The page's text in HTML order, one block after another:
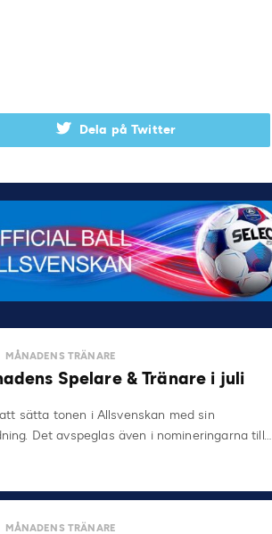
Dela på Twitter
MÅNADENS TRÄNARE
Spelare & Tränare i juli
sätta tonen i Allsvenskan med sin
Det avspeglas även i nomineringarna till…
MÅNADENS TRÄNARE